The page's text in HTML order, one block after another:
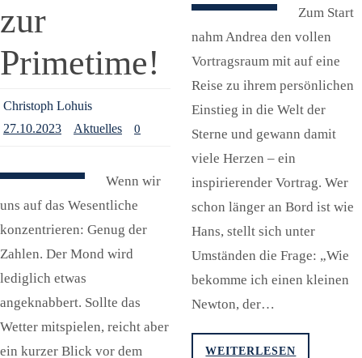
zur
Primetime!
Christoph Lohuis
27.10.2023
Aktuelles 0
Wenn wir
uns auf das Wesentliche
konzentrieren: Genug der
Zahlen. Der Mond wird
lediglich etwas
angeknabbert. Sollte das
Wetter mitspielen, reicht aber
ein kurzer Blick vor dem
Zum Start
nahm Andrea den vollen
Vortragsraum mit auf eine
Reise zu ihrem persönlichen
Einstieg in die Welt der
Sterne und gewann damit
viele Herzen – ein
inspirierender Vortrag. Wer
schon länger an Bord ist wie
Hans, stellt sich unter
Umständen die Frage: „Wie
bekomme ich einen kleinen
Newton, der…
WEITERLESEN